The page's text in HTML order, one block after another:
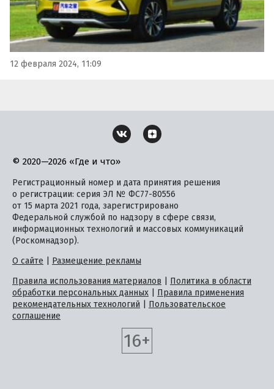
12 февраля 2024, 11:09
© 2020—2026 «Где и что»
Регистрационный номер и дата принятия решения
о регистрации: серия ЭЛ № ФС77-80556
от 15 марта 2021 года, зарегистрировано
Федеральной службой по надзору в сфере связи,
информационных технологий и массовых коммуникаций
(Роскомнадзор).
О сайте
Размещение рекламы
Правила использования материалов
Политика в области
обработки персональных данных
Правила применения
рекомендательных технологий
Пользовательское
соглашение
16+